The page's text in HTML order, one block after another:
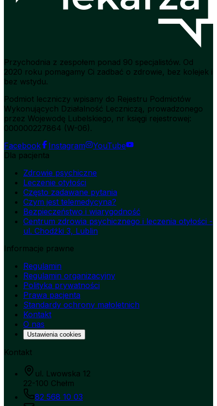
Przychodnia z zespołem ponad 90 specjalistów. Od
2020 roku pomagamy Ci zadbać o zdrowie, bez kolejek i
bez wstydu.
Podmiot leczniczy wpisany do Rejestru Podmiotów
Wykonujących Działalność Leczniczą, prowadzonego
przez Wojewodę Lubelskiego, nr księgi rejestrowej:
000000227864 (W-06).
Facebook
Instagram
YouTube
Dla pacjenta
Zdrowie psychiczne
Leczenie otyłości
Często zadawane pytania
Czym jest telemedycyna?
Bezpieczeństwo i wiarygodność
Centrum zdrowia psychicznego i leczenia otyłości -
ul. Chodźki 3, Lublin
Informacje prawne
Regulamin
Regulamin organizacyjny
Polityka prywatności
Prawa pacjenta
Standardy ochrony małoletnich
Kontakt
O nas
Ustawienia cookies
Kontakt
ul. Lwowska 12
22-100 Chełm
82 568 10 03